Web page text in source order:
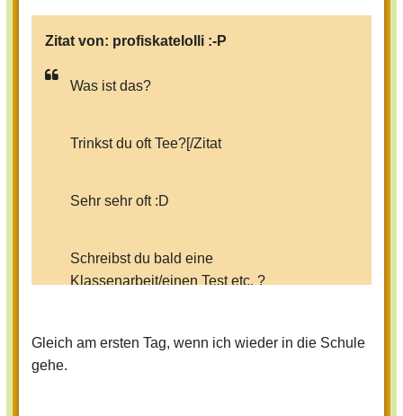
Zitat von: profiskatelolli :-P
Was ist das?
Trinkst du oft Tee?[/Zitat
Sehr sehr oft :D
Schreibst du bald eine
Klassenarbeit/einen Test etc. ?
Gleich am ersten Tag, wenn ich wieder in die Schule
gehe.